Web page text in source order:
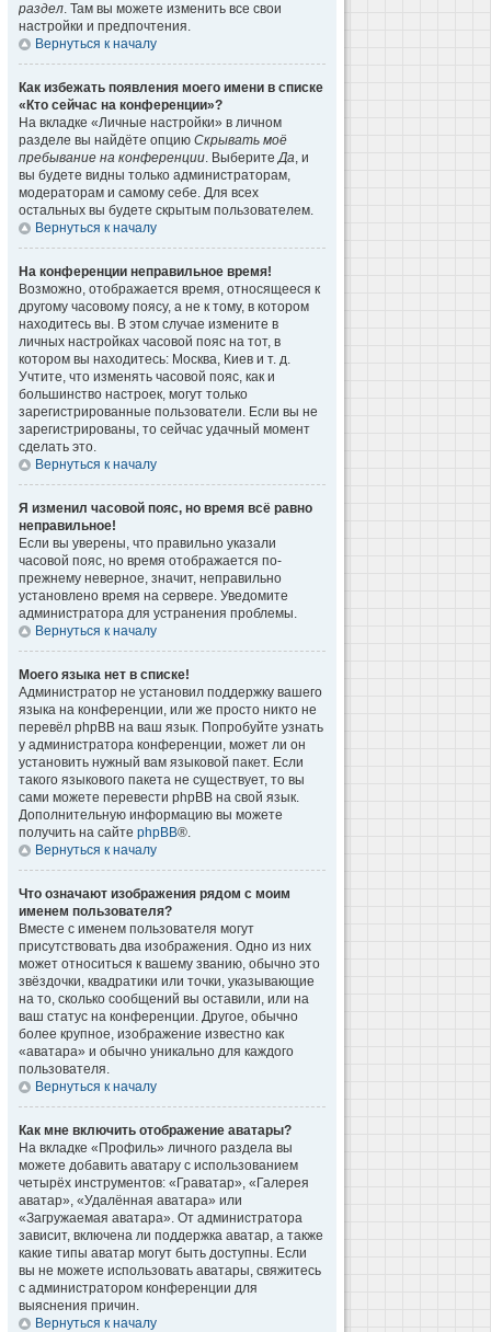
раздел. Там вы можете изменить все свои
настройки и предпочтения.
Вернуться к началу
Как избежать появления моего имени в списке
«Кто сейчас на конференции»?
На вкладке «Личные настройки» в личном
разделе вы найдёте опцию Скрывать моё
пребывание на конференции. ВыберитеДа, и
вы будете видны только администраторам,
модераторам и самому себе. Для всех
остальных вы будете скрытым пользователем.
Вернуться к началу
На конференции неправильное время!
Возможно, отображается время, относящееся к
другому часовому поясу, а не к тому, в котором
находитесь вы. В этом случае измените в
личных настройках часовой пояс на тот, в
котором вы находитесь: Москва, Киев и т. д.
Учтите, что изменять часовой пояс, как и
большинство настроек, могут только
зарегистрированные пользователи. Если вы не
зарегистрированы, то сейчас удачный момент
сделать это.
Вернуться к началу
Я изменил часовой пояс, но время всё равно
неправильное!
Если вы уверены, что правильно указали
часовой пояс, но время отображается по-
прежнему неверное, значит, неправильно
установлено время на сервере. Уведомите
администратора для устранения проблемы.
Вернуться к началу
Моего языка нет в списке!
Администратор не установил поддержку вашего
языка на конференции, или же просто никто не
перевёл phpBB на ваш язык. Попробуйте узнать
у администратора конференции, может ли он
установить нужный вам языковой пакет. Если
такого языкового пакета не существует, то вы
сами можете перевести phpBB на свой язык.
Дополнительную информацию вы можете
получить на сайте phpBB®.
Вернуться к началу
Что означают изображения рядом с моим
именем пользователя?
Вместе с именем пользователя могут
присутствовать два изображения. Одно из них
может относиться к вашему званию, обычно это
звёздочки, квадратики или точки, указывающие
на то, сколько сообщений вы оставили, или на
ваш статус на конференции. Другое, обычно
более крупное, изображение известно как
«аватара» и обычно уникально для каждого
пользователя.
Вернуться к началу
Как мне включить отображение аватары?
На вкладке «Профиль» личного раздела вы
можете добавить аватару с использованием
четырёх инструментов: «Граватар», «Галерея
аватар», «Удалённая аватара» или
«Загружаемая аватара». От администратора
зависит, включена ли поддержка аватар, а также
какие типы аватар могут быть доступны. Если
вы не можете использовать аватары, свяжитесь
с администратором конференции для
выяснения причин.
Вернуться к началу